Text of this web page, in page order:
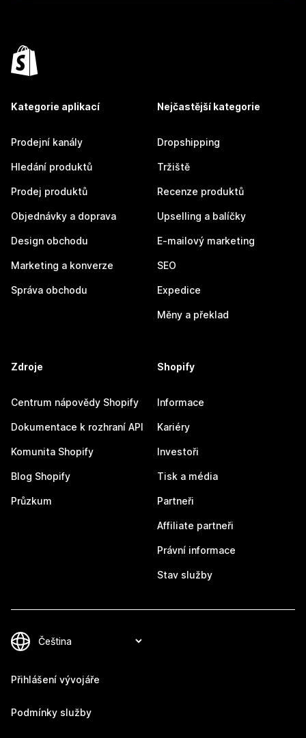
Kategorie aplikací
Prodejní kanály
Hledání produktů
Prodej produktů
Objednávky a doprava
Design obchodu
Marketing a konverze
Správa obchodu
Nejčastější kategorie
Dropshipping
Tržiště
Recenze produktů
Upselling a balíčky
E-mailový marketing
SEO
Expedice
Měny a překlad
Zdroje
Centrum nápovědy Shopify
Dokumentace k rozhraní API
Komunita Shopify
Blog Shopify
Průzkum
Shopify
Informace
Kariéry
Investoři
Tisk a média
Partneři
Affiliate partneři
Právní informace
Stav služby
Přihlášení vývojáře
Podmínky služby